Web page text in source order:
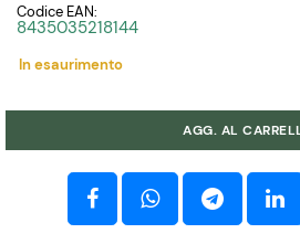
Codice EAN:
8435035218144
In esaurimento
AGG. AL